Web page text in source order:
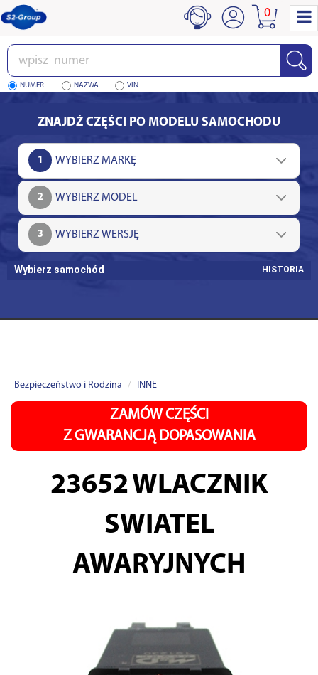
Wpisz
numer
NUMER NAZWA VIN
0
ZNAJDŹ CZĘŚCI PO MODELU SAMOCHODU
1
2
3
Wybierz samochód HISTORIA
Bezpieczeństwo i Rodzina INNE
ZAMÓW CZĘŚCI
Z GWARANCJĄ DOPASOWANIA
23652WLACZNIK
SWIATEL
AWARYJNYCH